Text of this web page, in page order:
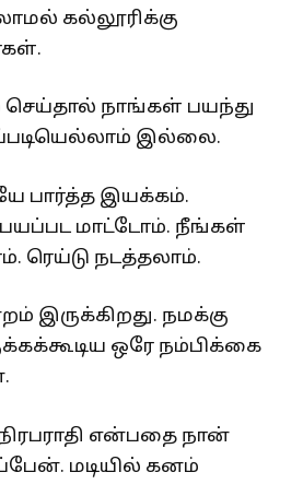
கல்லூரிக்கு
நாங்கள் பயந்து
இல்லை.
பார்த்த இயக்கம்.
மாட்டோம். நீங்கள்
ரெய்டு நடத்தலாம்.
இருக்கிறது. நமக்கு
ஒரே நம்பிக்கை
என்பதை நான்
மடியில் கனம்